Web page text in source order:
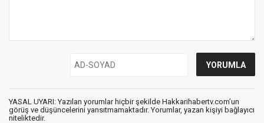
YASAL UYARI: Yazılan yorumlar hiçbir şekilde Hakkarihabertv.com’un
görüş ve düşüncelerini yansıtmamaktadır. Yorumlar, yazan kişiyi bağlayıcı
niteliktedir.